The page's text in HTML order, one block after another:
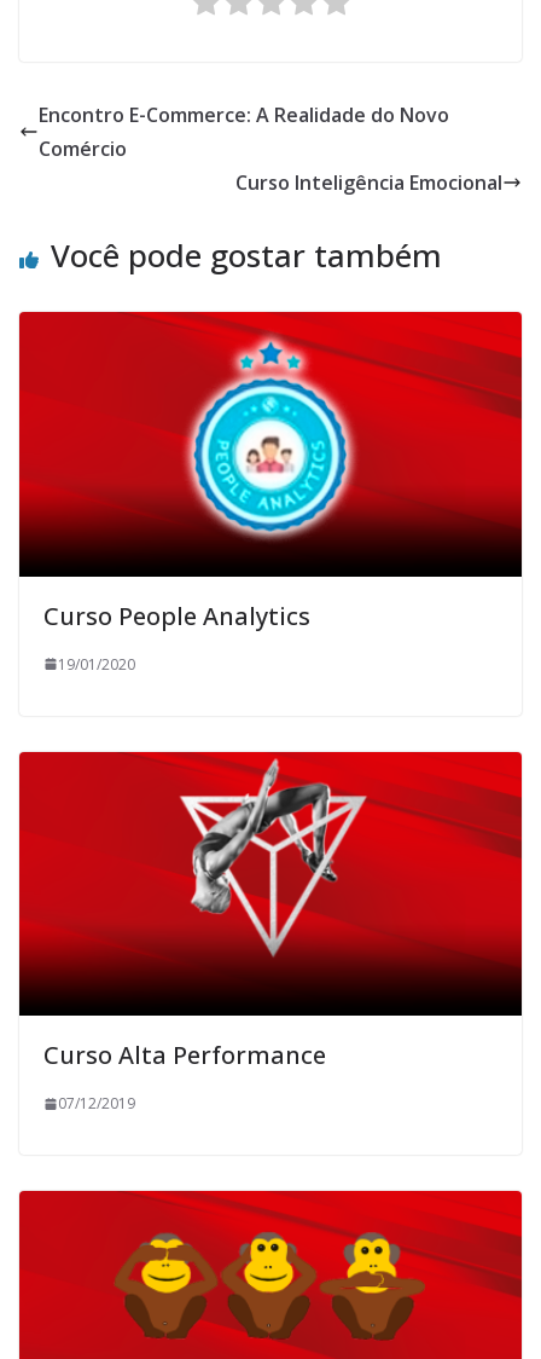
Encontro E-Commerce: A Realidade do Novo
Comércio
Curso Inteligência Emocional
Você pode gostar também
Curso People Analytics
19/01/2020
Curso Alta Performance
07/12/2019